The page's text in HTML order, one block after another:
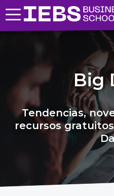
Big
Tendencias,
recursos